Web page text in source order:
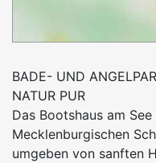
BADE- UND
NATUR PUR
Das Bootshaus am
Mecklenburgischen
umgeben von sanften